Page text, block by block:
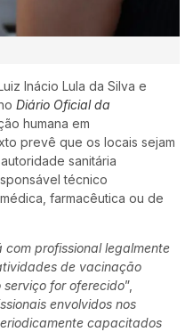
Inácio Lula da Silva e
Diário Oficial da
humana em
prevê que os locais sejam
sanitária
técnico
farmacêutica ou de
profissional legalmente
de vacinação
for oferecido”,
envolvidos nos
capacitados